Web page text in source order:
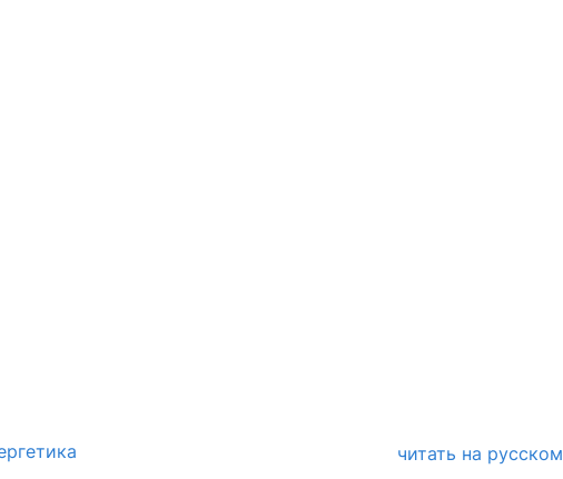
читать на русском